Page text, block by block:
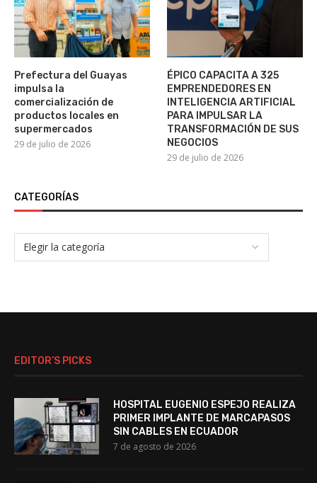
Prefectura del Guayas
impulsa la
comercialización de
productos locales en
supermercados
29 de julio de 2026
ÉPICO CAPACITA A 325
EMPRENDEDORES EN
INTELIGENCIA ARTIFICIAL
PARA IMPULSAR LA
TRANSFORMACIÓN DE SUS
NEGOCIOS
29 de julio de 2026
CATEGORÍAS
EDITOR’S PICKS
HOSPITAL EUGENIO ESPEJO REALIZA
PRIMER IMPLANTE DE MARCAPASOS
SIN CABLES EN ECUADOR
7 de agosto de 2026